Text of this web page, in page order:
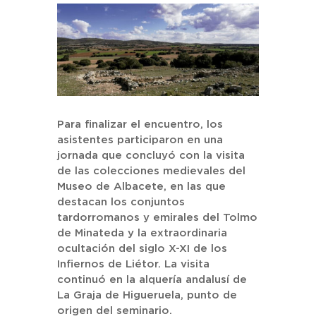
Para finalizar el encuentro, los
asistentes participaron en una
jornada que concluyó con la visita
de las colecciones medievales del
Museo de Albacete, en las que
destacan los conjuntos
tardorromanos y emirales del Tolmo
de Minateda y la extraordinaria
ocultación del siglo X-XI de los
Infiernos de Liétor. La visita
continuó en la alquería andalusí de
La Graja de Higueruela, punto de
origen del seminario.